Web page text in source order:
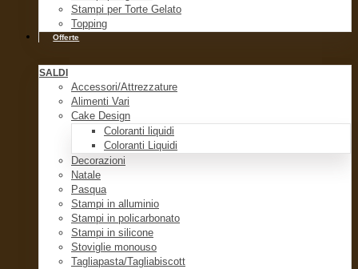
Stampi per Torte Gelato
Topping
Offerte
SALDI
Accessori/Attrezzature
Alimenti Vari
Cake Design
Coloranti liquidi
Coloranti Liquidi
Decorazioni
Natale
Pasqua
Stampi in alluminio
Stampi in policarbonato
Stampi in silicone
Stoviglie monouso
Tagliapasta/Tagliabiscott